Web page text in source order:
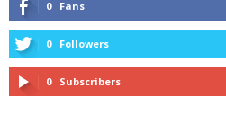
0 Fans
0 Followers
0 Subscribers